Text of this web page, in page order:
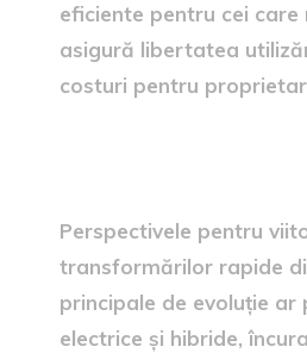
eficiente pentru cei care
asigură libertatea
costuri pentru
Perspectivele pentru
transformărilor rapide
principale de evoluție
electrice și hibride,